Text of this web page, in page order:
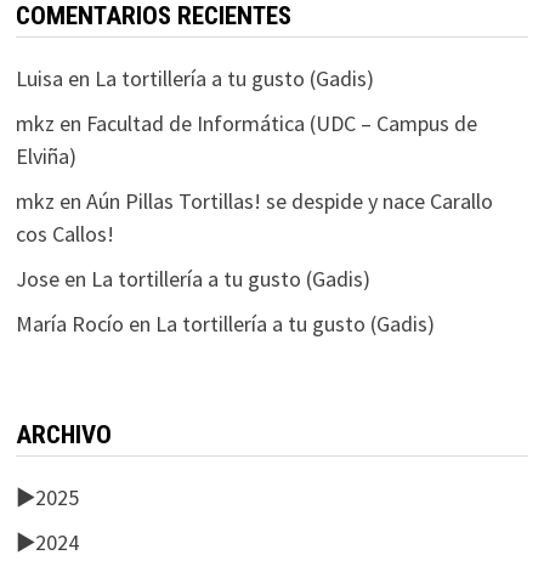
COMENTARIOS RECIENTES
Luisa en La tortillería a tu gusto (Gadis)
mkz en Facultad de Informática (UDC – Campus de
Elviña)
mkz en Aún Pillas Tortillas! se despide y nace Carallo
cos Callos!
Joseen La tortillería a tu gusto (Gadis)
María Rocío en La tortillería a tu gusto (Gadis)
ARCHIVO
►2025
►2024